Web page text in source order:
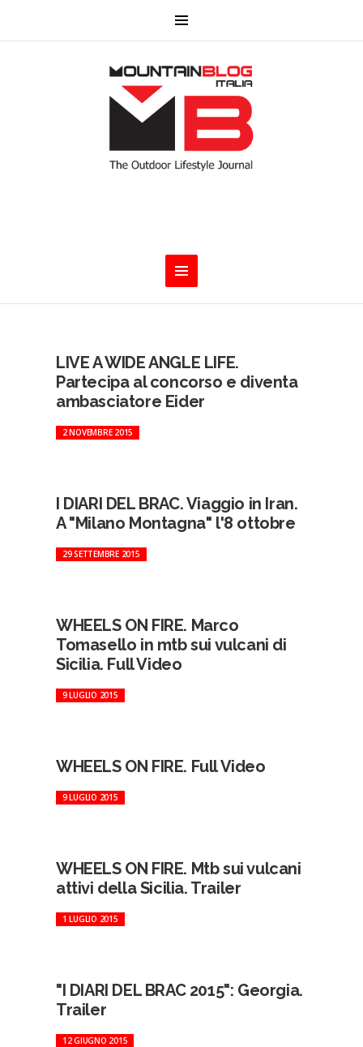
LIVE A WIDE ANGLE LIFE.
Partecipa al concorso e diventa
ambasciatore Eider
2 NOVEMBRE 2015
I DIARI DEL BRAC. Viaggio in Iran.
A "Milano Montagna" l'8 ottobre
29 SETTEMBRE 2015
WHEELS ON FIRE. Marco
Tomasello in mtb sui vulcani di
Sicilia. Full Video
9 LUGLIO 2015
WHEELS ON FIRE. Full Video
9 LUGLIO 2015
WHEELS ON FIRE. Mtb sui vulcani
attivi della Sicilia. Trailer
1 LUGLIO 2015
"I DIARI DEL BRAC 2015": Georgia.
Trailer
12 GIUGNO 2015